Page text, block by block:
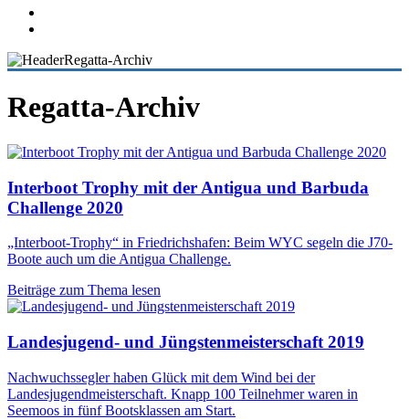
Regatta-Archiv
Interboot Trophy mit der Antigua und Barbuda
Challenge 2020
„Interboot-Trophy“ in Friedrichshafen: Beim WYC segeln die J70-
Boote auch um die Antigua Challenge.
Beiträge zum Thema lesen
Landesjugend- und Jüngstenmeisterschaft 2019
Nachwuchssegler haben Glück mit dem Wind bei der
Landesjugendmeisterschaft. Knapp 100 Teilnehmer waren in
Seemoos in fünf Bootsklassen am Start.